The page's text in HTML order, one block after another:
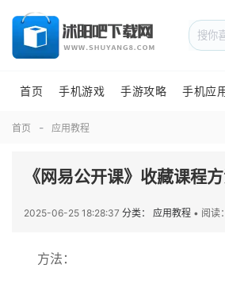
首页 手机游戏 手游攻略 手机应
首页 应用教程
《网易公开课》收藏课程
2025-06-25 18:28:37 分类： 应用教程 • 阅读
方法：